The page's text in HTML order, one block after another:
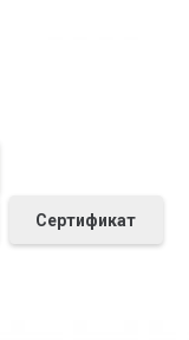
Сертификат